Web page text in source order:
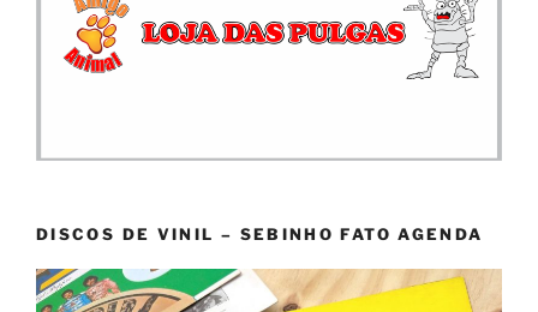
DISCOS DE VINIL – SEBINHO FATO AGENDA